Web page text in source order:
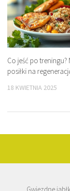
Co jeść po treningu?
posiłki na
18 KWIETNIA 2025
Gwiezdne